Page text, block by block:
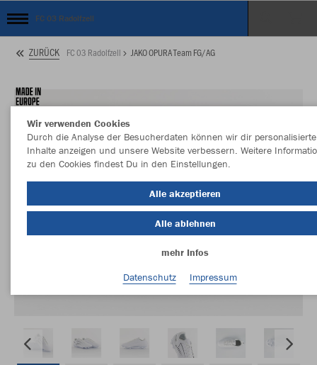
FC 03 Radolfzell
ZURÜCK FC 03 Radolfzell JAKO OPURA Team FG/AG
Wir verwenden Cookies
Durch die Analyse der Besucherdaten können wir dir personalisierte
Inhalte anzeigen und unsere Website verbessern. Weitere
zu den Cookies findest Du in den Einstellungen.
Alle akzeptieren
Alle ablehnen
mehr Infos
Datenschutz
Impressum